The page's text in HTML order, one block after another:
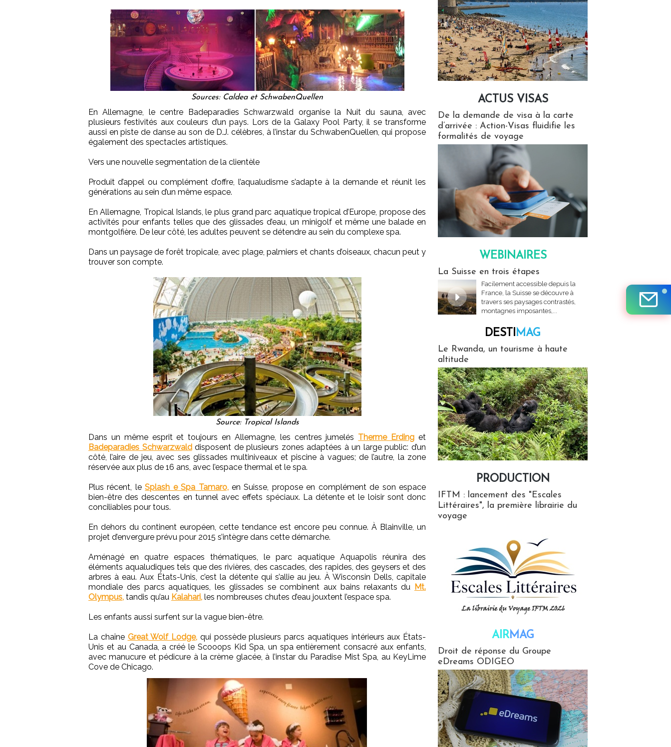
Sources: Caldea et SchwabenQuellen
En Allemagne, le centre Badeparadies Schwarzwald organise la Nuit du sauna, avec
plusieurs festivités aux couleurs d’un pays. Lors de la Galaxy Pool Party, il se transforme
aussi en piste de danse au son de D.J. célèbres, à l’instar du SchwabenQuellen, qui propose
également des spectacles artistiques.
Vers une nouvelle segmentation de la clientèle
Produit d’appel ou complément d’offre, l’aqualudisme s’adapte à la demande et réunit les
générations au sein d’un même espace.
En Allemagne, Tropical Islands, le plus grand parc aquatique tropical d’Europe, propose des
activités pour enfants telles que des glissades d’eau, un minigolf et même une balade en
montgolfière. De leur côté, les adultes peuvent se détendre au sein du complexe spa.
Dans un paysage de forêt tropicale, avec plage, palmiers et chants d’oiseaux, chacun peut y
trouver son compte.
Source: Tropical Islands
Dans un même esprit et toujours en Allemagne, les centres jumelés Therme Erding et
Badeparadies Schwarzwalddisposent de plusieurs zones adaptées à un large public: d’un
côté, l’aire de jeu, avec ses glissades multiniveaux et piscine à vagues; de l’autre, la zone
réservée aux plus de 16 ans, avec l’espace thermal et le spa.
Plus récent, leSplash e Spa Tamaro,en Suisse, propose en complément de son espace
bien-être des descentes en tunnel avec effets spéciaux. La détente et le loisir sont donc
conciliables pour tous.
En dehors du continent européen, cette tendance est encore peu connue. À Blainville, un
projet d’envergure prévu pour 2015 s’intègre dans cette démarche.
Aménagé en quatre espaces thématiques, le parc aquatique Aquapolis réunira des
éléments aqualudiques tels que des rivières, des cascades, des rapides, des geysers et des
arbres à eau. Aux États-Unis, c’est la détente qui s’allie au jeu. À Wisconsin Dells, capitale
mondiale des parcs aquatiques, les glissades se combinent aux bains relaxants du Mt.
Olympus, tandis qu’au Kalahari, les nombreuses chutes d’eau jouxtent l’espace spa.
Les enfants aussi surfent sur la vague bien-être.
La chaîne Great Wolf Lodge, qui possède plusieurs parcs aquatiques intérieurs aux États-
Unis et au Canada, a créé le Scooops Kid Spa, un spa entièrement consacré aux enfants,
avec manucure et pédicure à la crème glacée, à l’instar du Paradise Mist Spa, au KeyLime
Cove de Chicago.
ACTUS VISAS
De la demande de visa à la carte
d’arrivée : Action-Visas fluidifie les
formalités de voyage
WEBINAIRES
La Suisse en trois étapes
Facilement accessible depuis la
France, la Suisse se découvre à
travers ses paysages contrastés,
montagnes imposantes,...
DESTIMAG
Le Rwanda, un tourisme à haute
altitude
PRODUCTION
IFTM : lancement des "Escales
Littéraires", la première librairie du
voyage
AIRMAG
Droit de réponse du Groupe
eDreams ODIGEO